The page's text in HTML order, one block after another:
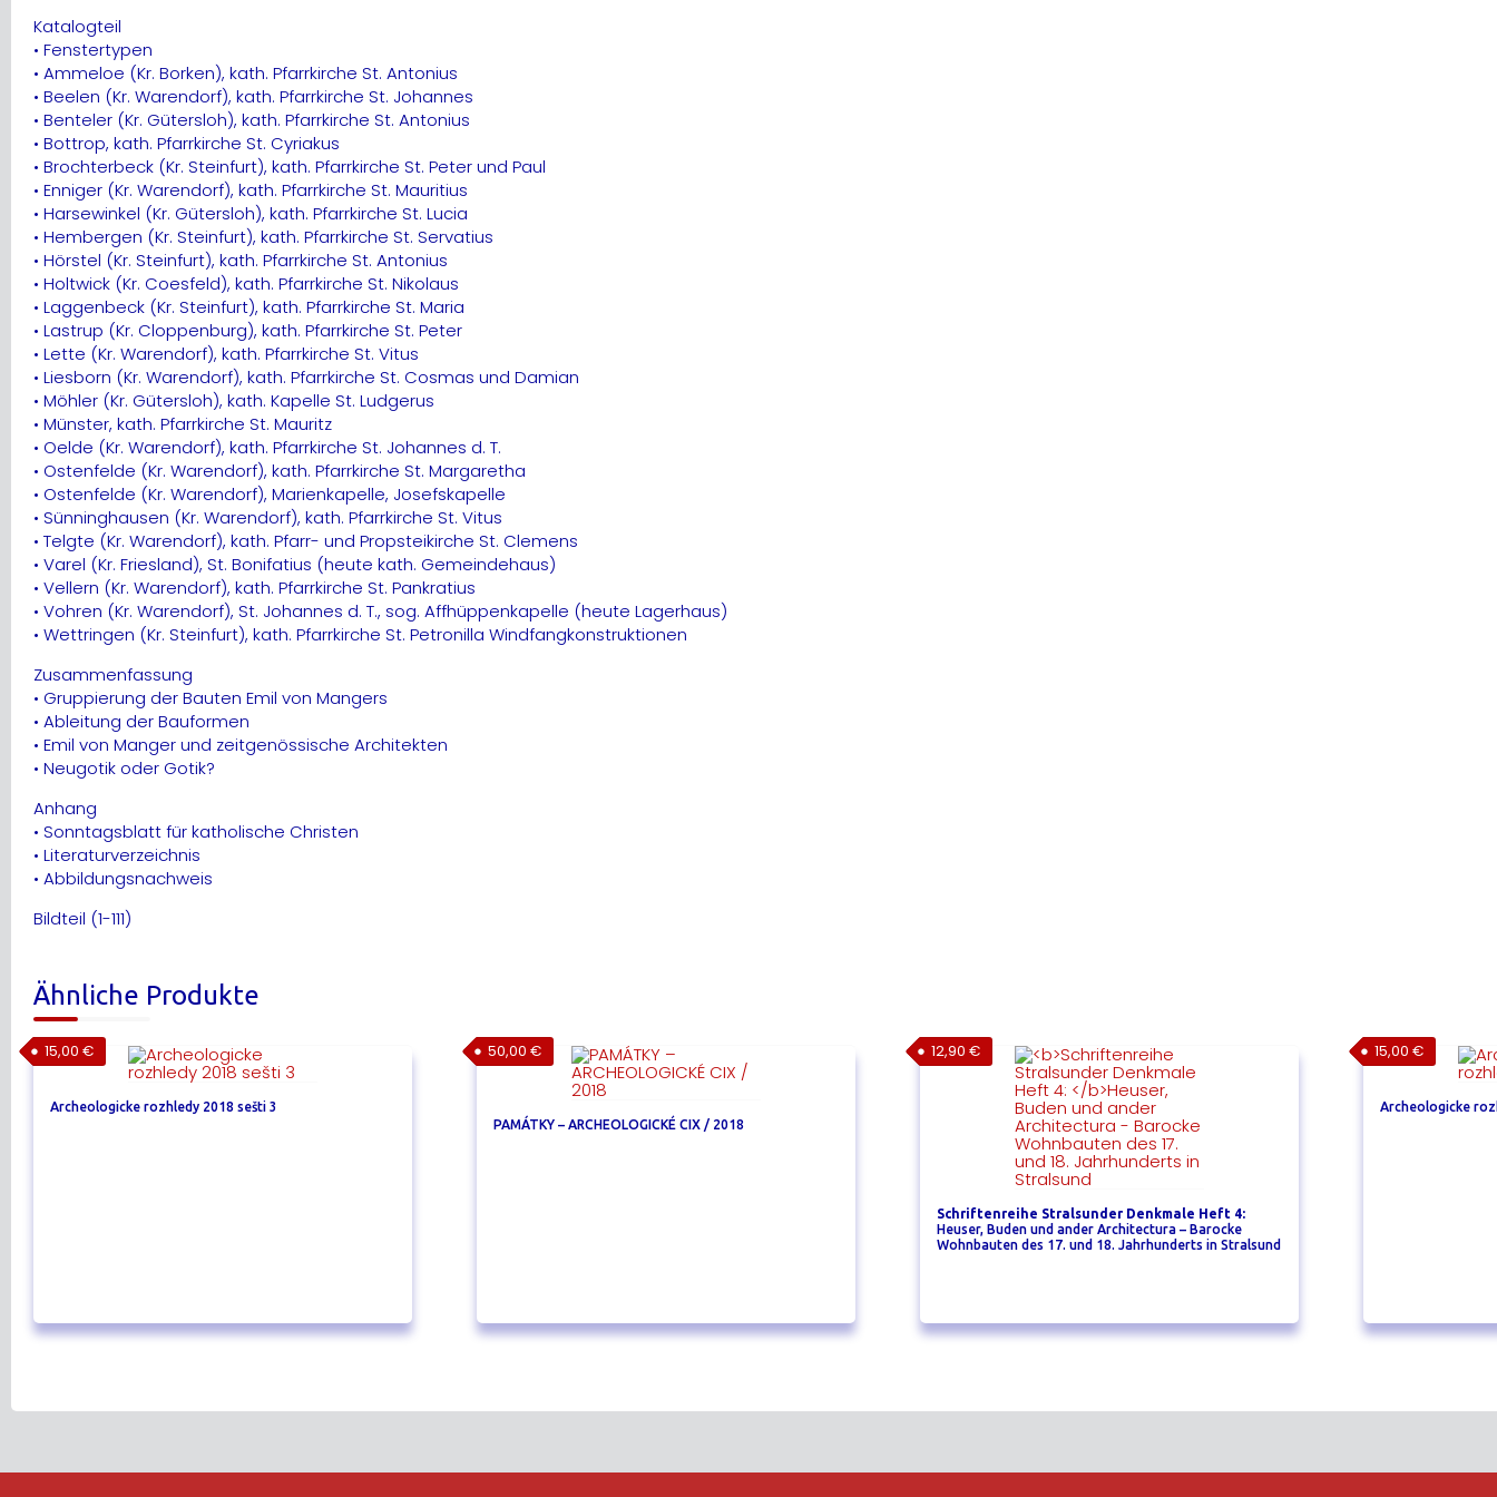
Katalogteil
• Fenstertypen
• Ammeloe (Kr. Borken), kath. Pfarrkirche St. Antonius
• Beelen (Kr. Warendorf), kath. Pfarrkirche St. Johannes
• Benteler (Kr. Gütersloh), kath. Pfarrkirche St. Antonius
• Bottrop, kath. Pfarrkirche St. Cyriakus
• Brochterbeck (Kr. Steinfurt), kath. Pfarrkirche St. Peter und Paul
• Enniger (Kr. Warendorf), kath. Pfarrkirche St. Mauritius
• Harsewinkel (Kr. Gütersloh), kath. Pfarrkirche St. Lucia
• Hembergen (Kr. Steinfurt), kath. Pfarrkirche St. Servatius
• Hörstel (Kr. Steinfurt), kath. Pfarrkirche St. Antonius
• Holtwick (Kr. Coesfeld), kath. Pfarrkirche St. Nikolaus
• Laggenbeck (Kr. Steinfurt), kath. Pfarrkirche St. Maria
• Lastrup (Kr. Cloppenburg), kath. Pfarrkirche St. Peter
• Lette (Kr. Warendorf), kath. Pfarrkirche St. Vitus
• Liesborn (Kr. Warendorf), kath. Pfarrkirche St. Cosmas und Damian
• Möhler (Kr. Gütersloh), kath. Kapelle St. Ludgerus
• Münster, kath. Pfarrkirche St. Mauritz
• Oelde (Kr. Warendorf), kath. Pfarrkirche St. Johannes d. T.
• Ostenfelde (Kr. Warendorf), kath. Pfarrkirche St. Margaretha
• Ostenfelde (Kr. Warendorf), Marienkapelle, Josefskapelle
• Sünninghausen (Kr. Warendorf), kath. Pfarrkirche St. Vitus
• Telgte (Kr. Warendorf), kath. Pfarr- und Propsteikirche St. Clemens
• Varel (Kr. Friesland), St. Bonifatius (heute kath. Gemeindehaus)
• Vellern (Kr. Warendorf), kath. Pfarrkirche St. Pankratius
• Vohren (Kr. Warendorf), St. Johannes d. T., sog. Affhüppenkapelle (heute Lagerhaus)
• Wettringen (Kr. Steinfurt), kath. Pfarrkirche St. Petronilla Windfangkonstruktionen
Zusammenfassung
• Gruppierung der Bauten Emil von Mangers
• Ableitung der Bauformen
• Emil von Manger und zeitgenössische Architekten
• Neugotik oder Gotik?
Anhang
• Sonntagsblatt für katholische Christen
• Literaturverzeichnis
• Abbildungsnachweis
Bildteil (1-111)
Ähnliche Produkte
Archeologicke rozhledy 2018 sešti 3
15,00 €
PAMÁTKY – ARCHEOLOGICKÉ CIX / 2018
50,00€
Schriftenreihe Stralsunder Denkmale Heft 4:
Heuser, Buden und ander Architectura – Barocke
Wohnbauten des 17. und 18. Jahrhunderts in Stralsund
12,90€
Archeologicke
15,00€